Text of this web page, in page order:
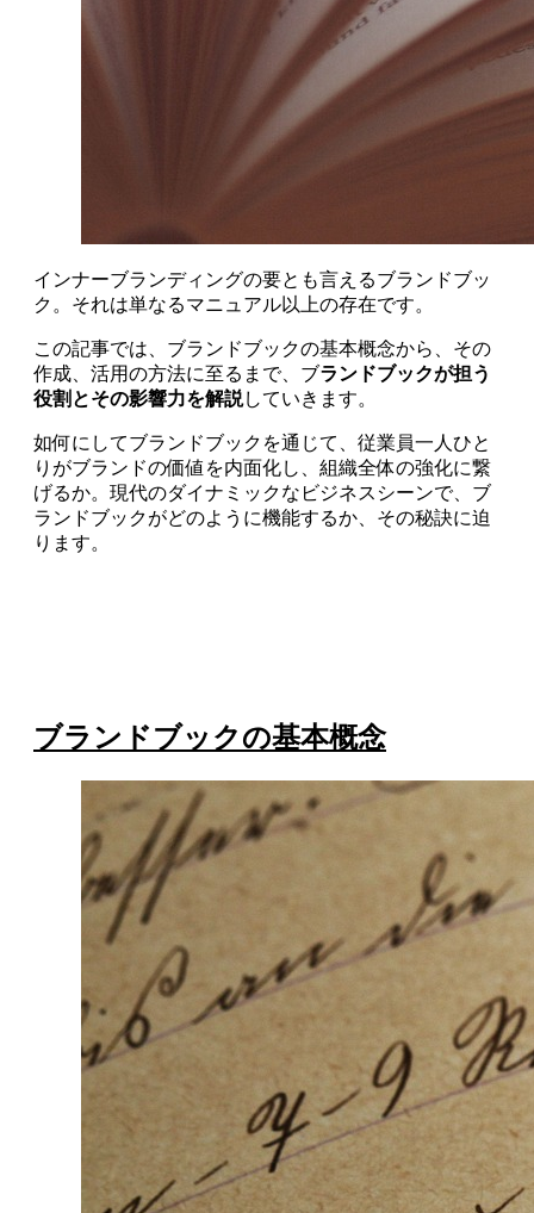
インナーブランディングの要とも言えるブランドブッ
ク。それは単なるマニュアル以上の存在です。
この記事では、ブランドブックの基本概念から、その
作成、活用の方法に至るまで、ブランドブックが担う
役割とその影響力を解説していきます。
如何にしてブランドブックを通じて、従業員一人ひと
りがブランドの価値を内面化し、組織全体の強化に繋
げるか。現代のダイナミックなビジネスシーンで、ブ
ランドブックがどのように機能するか、その秘訣に迫
ります。
ブランドブックの基本概念